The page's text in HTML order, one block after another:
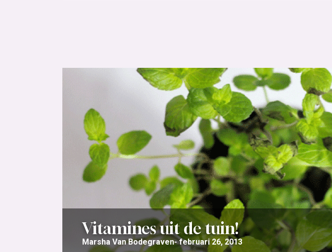
Vitamines uit de tuin!
Marsha Van Bodegraven februari 26, 2013